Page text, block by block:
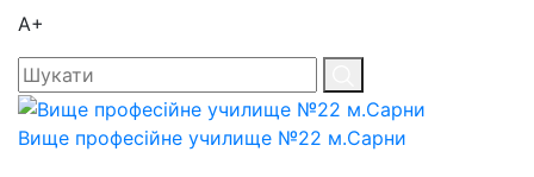
A+
Вище професійне училище №22 м.Сарни